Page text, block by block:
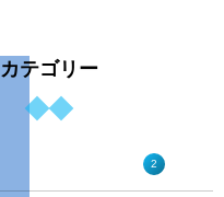
カテゴリー
2